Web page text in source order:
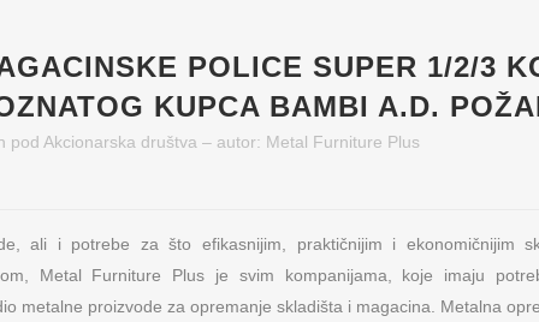
POLICE SUPER 1/2/3
KUPCA BAMBI A.D.
pod Akcionarska društva – autor: Metal Furniture Plus
ali i potrebe za što efikasnijim, praktičnijim i ekonomičnijim
Metal Furniture Plus je svim kompanijama, koje imaju
metalne proizvode za opremanje skladišta i magacina. Metalna